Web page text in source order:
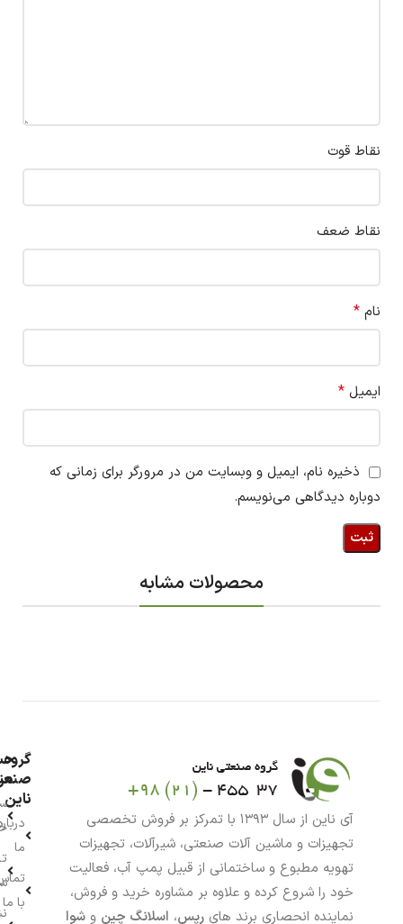
نقاط قوت
نقاط ضعف
نام *
ایمیل *
ذخیره نام، ایمیل و وبسایت من در مرورگر برای زمانی که
دوباره دیدگاهی می‌نویسم.
محصولات مشابه
آی ناین از سال ۱۳۹۳ با تمرکز بر فروش تخصصی
تجهیزات و ماشین آلات صنعتی، شیرآلات، تجهیزات
تهویه مطبوع و ساختمانی از قبیل پمپ آب، فعالیت
خود را شروع کرده و علاوه بر مشاوره خرید و فروش،
نماینده انحصاری برند های رپس، اسلانگ چین و شوا
گروه
ناین
ما
با ما